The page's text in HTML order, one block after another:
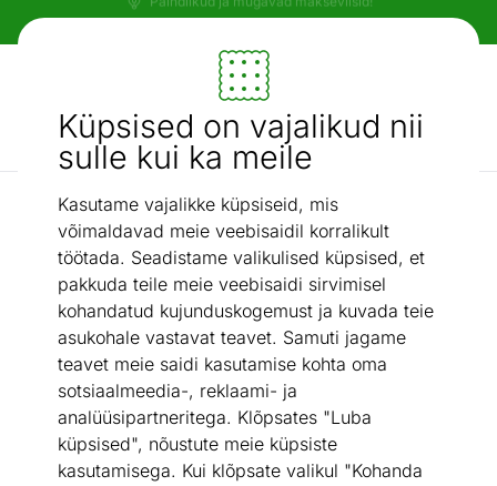
Küpsised on vajalikud nii
sulle kui ka meile
Kasutame vajalikke küpsiseid, mis
võimaldavad meie veebisaidil korralikult
töötada. Seadistame valikulised küpsised, et
pakkuda teile meie veebisaidi sirvimisel
kohandatud kujunduskogemust ja kuvada teie
asukohale vastavat teavet. Samuti jagame
teavet meie saidi kasutamise kohta oma
sotsiaalmeedia-, reklaami- ja
analüüsipartneritega. Klõpsates "Luba
küpsised", nõustute meie küpsiste
kasutamisega. Kui klõpsate valikul "Kohanda
Tasuta transport!
Mööbel ja sisustus - ON24
Otsi...
AI otsing
Valgustid ja sisustuskaubad Peegel Alice